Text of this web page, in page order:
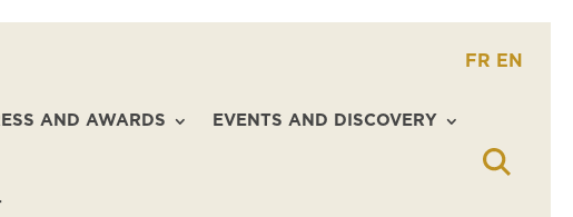
FR EN
AND AWARDS EVENTS AND DISCOVERY